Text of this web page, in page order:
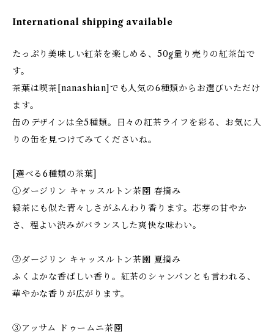
International shipping available
たっぷり美味しい紅茶を楽しめる、50g量り売りの紅茶缶で
す。
茶葉は喫茶[nanashian]でも人気の6種類からお選びいただけ
ます。
缶のデザインは全5種類。日々の紅茶ライフを彩る、お気に入
りの缶を見つけてみてくださいね。
[選べる6種類の茶葉]
①ダージリン キャッスルトン茶園 春摘み
緑茶にも似た青々しさがふんわり香ります。芯芽の甘やか
さ、程よい渋みがバランスした爽快な味わい。
②ダージリン キャッスルトン茶園 夏摘み
ふくよかな香ばしい香り。紅茶のシャンパンとも言われる、
華やかな香りが広がります。
③アッサム ドゥームニ茶園